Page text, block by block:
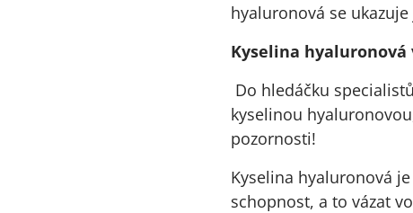
hyaluronová se
Kyselina hyaluronová
Do hledáčku
kyselinou
pozornosti!
Kyselina hyaluronová
schopnost, a to vázat